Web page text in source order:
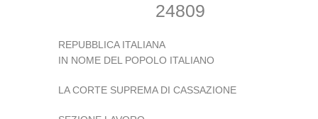
24809
REPUBBLICA ITALIANA
IN NOME DEL POPOLO ITALIANO
LA CORTE SUPREMA DI CASSAZIONE